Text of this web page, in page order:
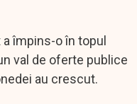
împins-o în topul
val de oferte publice
au crescut.